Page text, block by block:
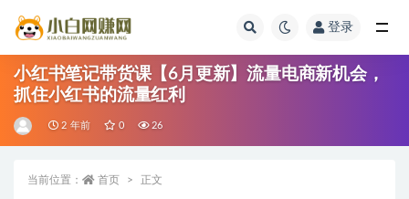
登录
小红书笔记带货课【6月更新】流量电商新机会，
抓住小红书的流量红利
2 年前 0 26
当前位置： 首页 正文